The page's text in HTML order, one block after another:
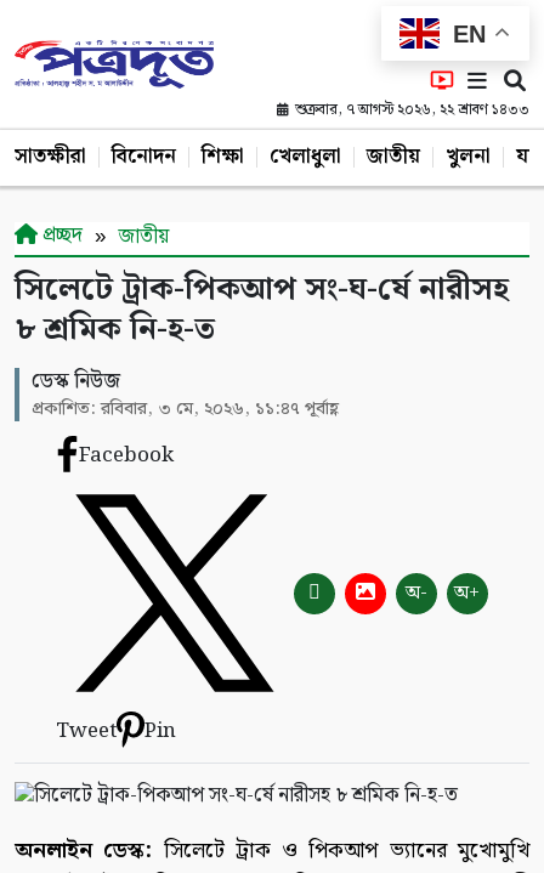
EN
শুক্রবার, ৭ আগস্ট ২০২৬, ২২ শ্রাবণ ১৪৩৩
সাতক্ষীরা বিনোদন শিক্ষা খেলাধুলা জাতীয় খুলনা
প্রচ্ছদ জাতীয়
সিলেটে ট্রাক-পিকআপ সং-ঘ-র্ষে নারীসহ
৮ শ্রমিক নি-হ-ত
ডেস্ক নিউজ
প্রকাশিত: রবিবার, ৩ মে, ২০২৬, ১১:৪৭ পূর্বাহ্ণ
Facebook
Tweet Pin
অ- অ+
অনলাইন ডেস্ক: সিলেটে ট্রাক ও পিকআপ ভ্যানের মুখোমু‌খি